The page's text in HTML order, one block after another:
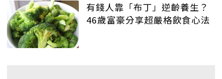
有錢人靠「布丁」逆齡養生？
46歲富豪分享超嚴格飲食心法